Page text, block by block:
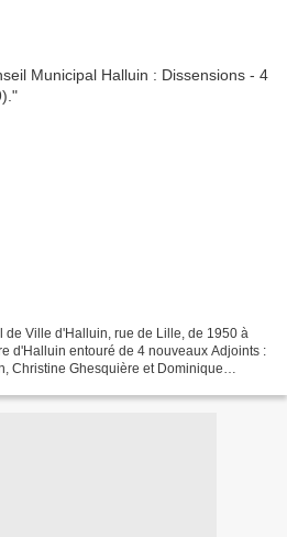
Ville d'Halluin, rue de Lille, de 1950 à
d'Halluin entouré de 4 nouveaux Adjoints :
Christine Ghesquière et Dominique